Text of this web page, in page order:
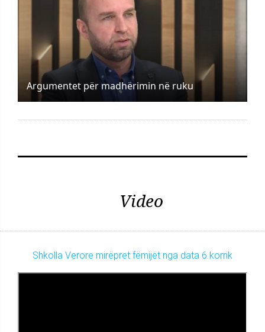
Argumentet për madhërimin në ruku
Video
Shkolla Verore mirëpret fëmijët nga data 6 korrik